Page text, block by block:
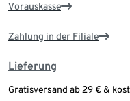
Vorauskasse
Zahlung in der Filiale
Lieferung
Gratisversand ab 29 € &